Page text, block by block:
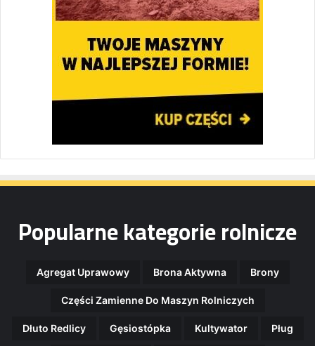
Popularne kategorie rolnicze
Agregat Uprawowy Brona Aktywna Brony
Części Zamienne Do Maszyn Rolniczych
Dłuto Redlicy Gęsiostópka Kultywator Pług